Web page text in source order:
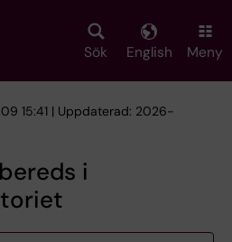
Sök English Meny
15:41 | Uppdaterad: 2026-
i